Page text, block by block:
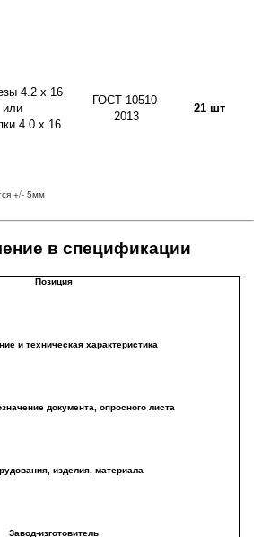
4.2 х 16
или
4.0 х 16
ГОСТ 10510-
2013
21 шт
+/- 5мм
в спецификации
Позиция
и техническая характеристика
документа, опросного листа
изделия, материала
Завод-изготовитель